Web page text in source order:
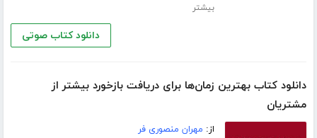
بیشتر
دانلود کتاب صوتی
دانلود کتاب بهترین زمان‌ها برای دریافت بازخورد بیشتر از
مشتریان
از: مهران منصوری فر